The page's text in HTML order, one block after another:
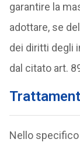
garantire la
adottare, se
dei diritti degli
dal citato art.
Nello